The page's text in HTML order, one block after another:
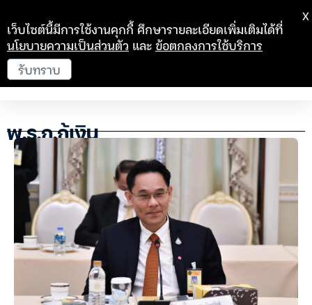
พ.ร.ก.กู้เงิน
เว็บไซต์นี้มีการใช้งานคุกกี้ ศึกษารายละเอียดเพิ่มเติมได้ที่
นโยบายความเป็นส่วนตัว และข้อตกลงการใช้บริการ
รับทราบ
X